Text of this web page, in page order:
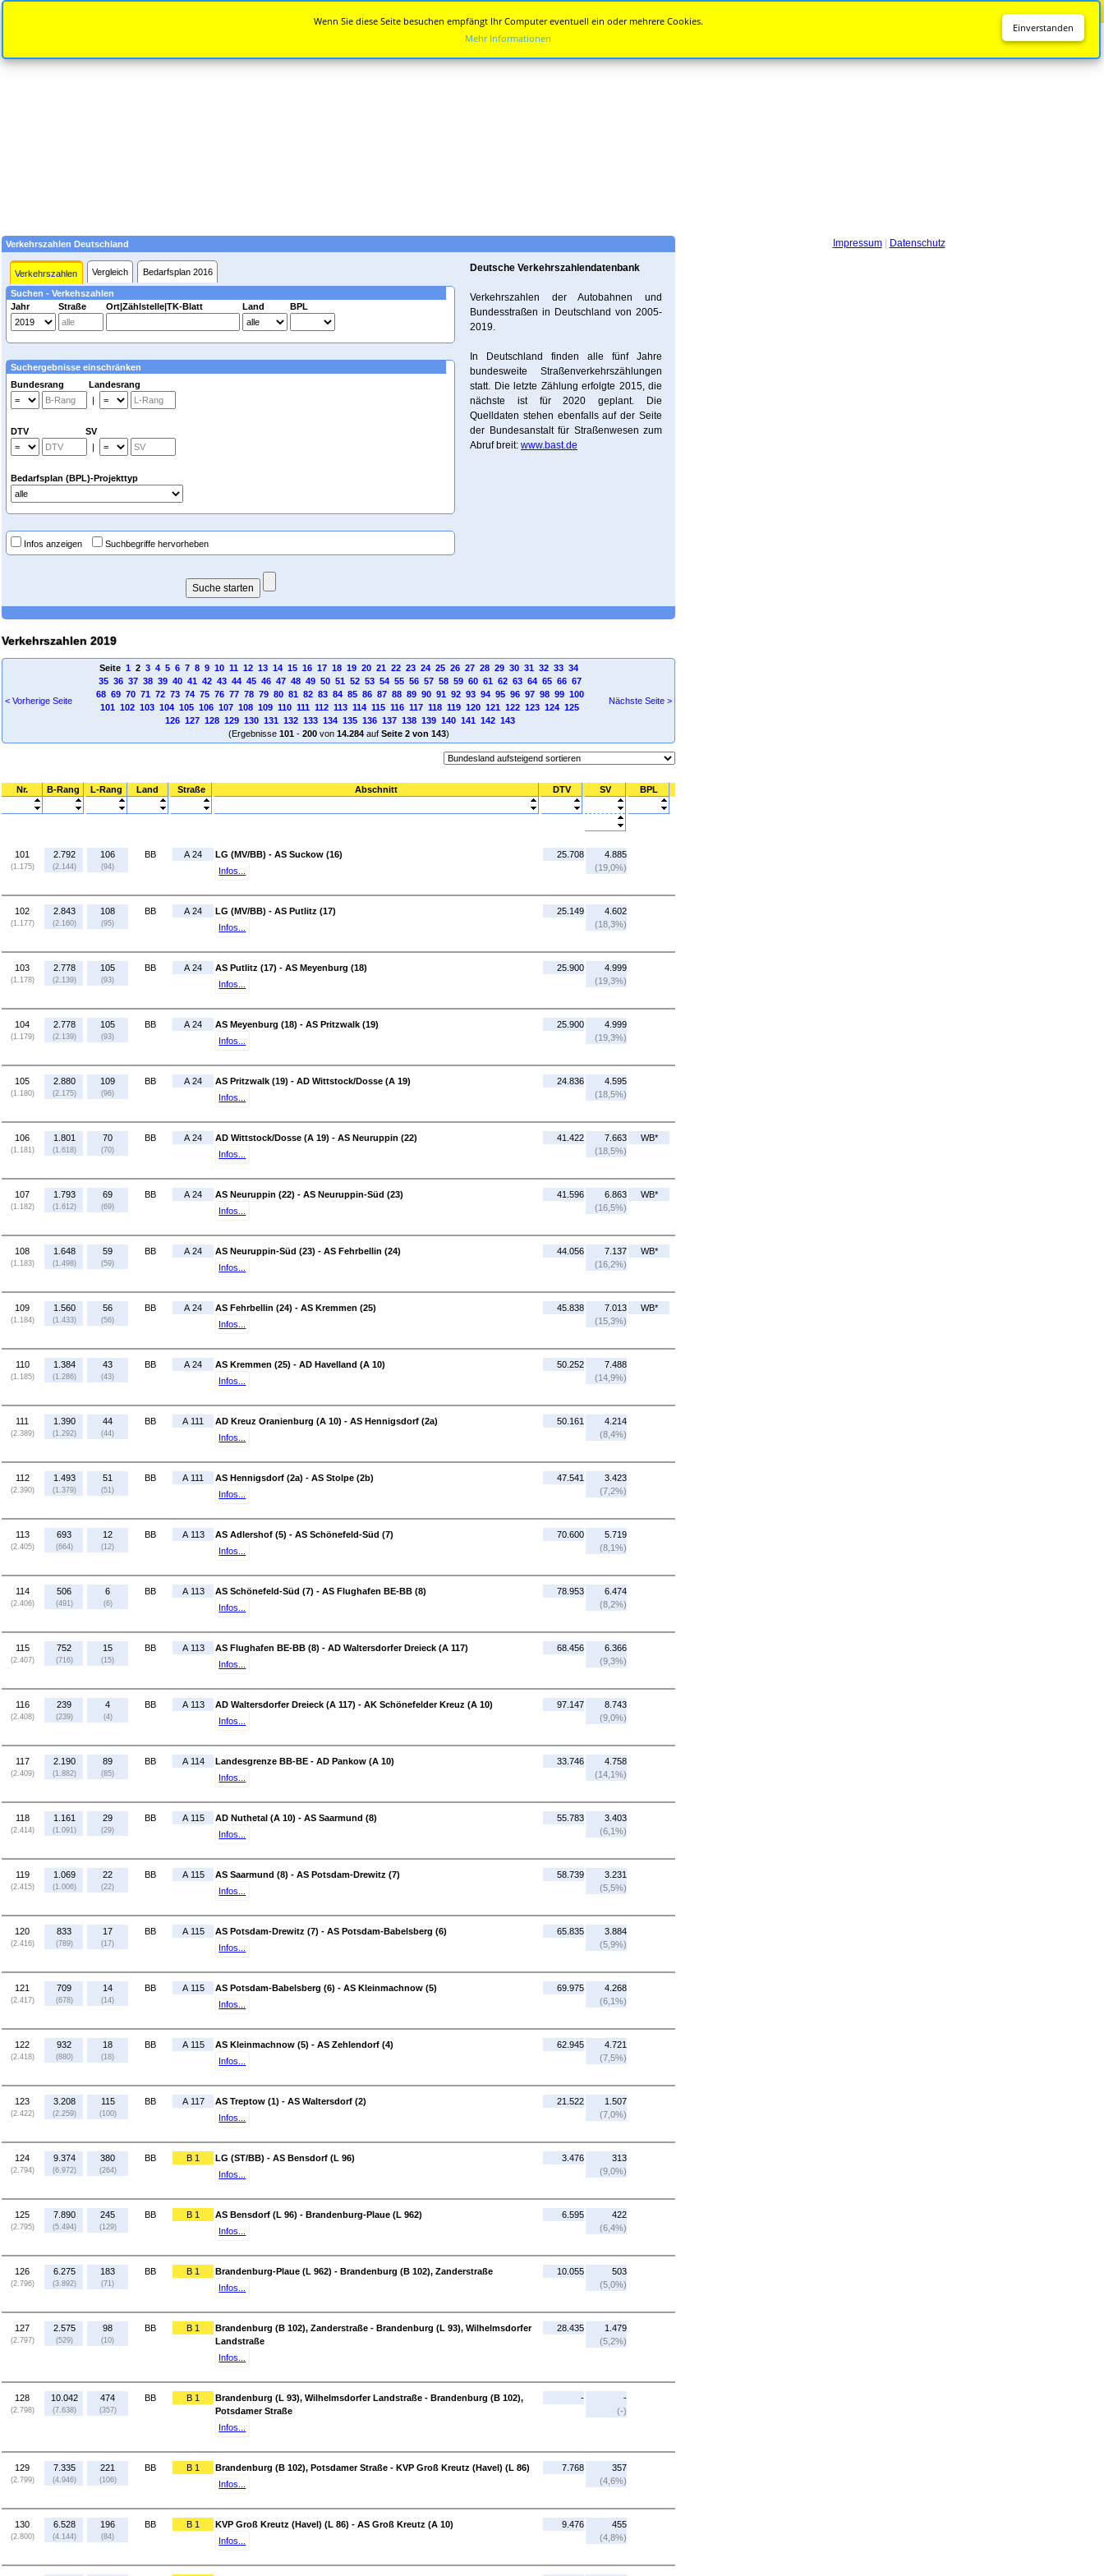
Verkehrszahlen Deutschland
Verkehrszahlen Vergleich Bedarfsplan 2016
Suchen - Verkehszahlen
Jahr
Straße Ort|Zählstelle|TK-Blatt Land BPL
Suchergebnisse einschränken
Bundesrang Landesrang
|
DTV SV
|
Bedarfsplan (BPL)-Projekttyp
Infos anzeigen Suchbegriffe hervorheben
Deutsche Verkehrszahlendatenbank
Verkehrszahlen der Autobahnen und
Bundesstraßen in Deutschland von 2005-
2019.
In Deutschland finden alle fünf Jahre
bundesweite Straßenverkehrszählungen
statt. Die letzte Zählung erfolgte 2015, die
nächste ist für 2020 geplant. Die
Quelldaten stehen ebenfalls auf der Seite
der Bundesanstalt für Straßenwesen zum
Abruf breit: www.bast.de
Verkehrszahlen 2019
< Vorherige Seite
Seite 12 3 4 5 6 7 8 9 10 11 12 13 14 15 16 17 18 19 20 21 22 23 24 25 26 27 28 29 30 31 32 33 34
35 36 37 38 39 40 41 42 43 44 45 46 47 48 49 50 51 52 53 54 55 56 57 58 59 60 61 62 63 64 65 66 67
68 69 70 71 72 73 74 75 76 77 78 79 80 81 82 83 84 85 86 87 88 89 90 91 92 93 94 95 96 97 98 99 100
101 102 103 104 105 106 107 108 109 110 111 112 113 114 115 116 117 118 119 120 121 122 123 124 125
126 127 128 129 130 131 132 133 134 135 136 137 138 139 140 141 142 143
(Ergebnisse 101- 200von 14.284auf Seite 2 von 143)
Nächste Seite >
Nr. B-Rang L-Rang Land Straße Abschnitt DTV SV BPL
101
(1.175)
2.792
(2.144)
106
(94)
BB A 24
LG (MV/BB) - AS Suckow (16)
Infos...
25.708
4.885
(19,0%)
102
(1.177)
2.843
(2.160)
108
(95)
BB A 24
LG (MV/BB) - AS Putlitz (17)
Infos...
25.149
4.602
(18,3%)
103
(1.178)
2.778
(2.139)
105
(93)
BB A 24
AS Putlitz (17) - AS Meyenburg (18)
Infos...
25.900
4.999
(19,3%)
104
(1.179)
2.778
(2.139)
105
(93)
BB A 24
AS Meyenburg (18) - AS Pritzwalk (19)
Infos...
25.900
4.999
(19,3%)
105
(1.180)
2.880
(2.175)
109
(96)
BB A 24
AS Pritzwalk (19) - AD Wittstock/Dosse (A 19)
Infos...
24.836
4.595
(18,5%)
106
(1.181)
1.801
(1.618)
70
(70)
BB A 24
AD Wittstock/Dosse (A 19) - AS Neuruppin (22)
Infos...
41.422
7.663
(18,5%)
WB*
107
(1.182)
1.793
(1.612)
69
(69)
BB A 24
AS Neuruppin (22) - AS Neuruppin-Süd (23)
Infos...
41.596
6.863
(16,5%)
WB*
108
(1.183)
1.648
(1.498)
59
(59)
BB A 24
AS Neuruppin-Süd (23) - AS Fehrbellin (24)
Infos...
44.056
7.137
(16,2%)
WB*
109
(1.184)
1.560
(1.433)
56
(56)
BB A 24
AS Fehrbellin (24) - AS Kremmen (25)
Infos...
45.838
7.013
(15,3%)
WB*
110
(1.185)
1.384
(1.286)
43
(43)
BB A 24
AS Kremmen (25) - AD Havelland (A 10)
Infos...
50.252
7.488
(14,9%)
111
(2.389)
1.390
(1.292)
44
(44)
BB A 111
AD Kreuz Oranienburg (A 10) - AS Hennigsdorf (2a)
Infos...
50.161
4.214
(8,4%)
112
(2.390)
1.493
(1.379)
51
(51)
BB A 111
AS Hennigsdorf (2a) - AS Stolpe (2b)
Infos...
47.541
3.423
(7,2%)
113
(2.405)
693
(664)
12
(12)
BB A 113
AS Adlershof (5) - AS Schönefeld-Süd (7)
Infos...
70.600
5.719
(8,1%)
114
(2.406)
506
(491)
6
(6)
BB A 113
AS Schönefeld-Süd (7) - AS Flughafen BE-BB (8)
Infos...
78.953
6.474
(8,2%)
115
(2.407)
752
(716)
15
(15)
BB A 113
AS Flughafen BE-BB (8) - AD Waltersdorfer Dreieck (A 117)
Infos...
68.456
6.366
(9,3%)
116
(2.408)
239
(239)
4
(4)
BB A 113
AD Waltersdorfer Dreieck (A 117) - AK Schönefelder Kreuz (A 10)
Infos...
97.147
8.743
(9,0%)
117
(2.409)
2.190
(1.882)
89
(85)
BB A 114
Landesgrenze BB-BE - AD Pankow (A 10)
Infos...
33.746
4.758
(14,1%)
118
(2.414)
1.161
(1.091)
29
(29)
BB A 115
AD Nuthetal (A 10) - AS Saarmund (8)
Infos...
55.783
3.403
(6,1%)
119
(2.415)
1.069
(1.006)
22
(22)
BB A 115
AS Saarmund (8) - AS Potsdam-Drewitz (7)
Infos...
58.739
3.231
(5,5%)
120
(2.416)
833
(789)
17
(17)
BB A 115
AS Potsdam-Drewitz (7) - AS Potsdam-Babelsberg (6)
Infos...
65.835
3.884
(5,9%)
121
(2.417)
709
(678)
14
(14)
BB A 115
AS Potsdam-Babelsberg (6) - AS Kleinmachnow (5)
Infos...
69.975
4.268
(6,1%)
122
(2.418)
932
(880)
18
(18)
BB A 115
AS Kleinmachnow (5) - AS Zehlendorf (4)
Infos...
62.945
4.721
(7,5%)
123
(2.422)
3.208
(2.259)
115
(100)
BB A 117
AS Treptow (1) - AS Waltersdorf (2)
Infos...
21.522
1.507
(7,0%)
124
(2.794)
9.374
(6.972)
380
(264)
BB B 1
LG (ST/BB) - AS Bensdorf (L 96)
Infos...
3.476
313
(9,0%)
125
(2.795)
7.890
(5.494)
245
(129)
BB B 1
AS Bensdorf (L 96) - Brandenburg-Plaue (L 962)
Infos...
6.595
422
(6,4%)
126
(2.796)
6.275
(3.892)
183
(71)
BB B 1
Brandenburg-Plaue (L 962) - Brandenburg (B 102), Zanderstraße
Infos...
10.055
503
(5,0%)
127
(2.797)
2.575
(529)
98
(10)
BB B 1
Brandenburg (B 102), Zanderstraße - Brandenburg (L 93), Wilhelmsdorfer
Landstraße
Infos...
28.435
1.479
(5,2%)
128
(2.798)
10.042
(7.638)
474
(357)
BB B 1
Brandenburg (L 93), Wilhelmsdorfer Landstraße - Brandenburg (B 102),
Potsdamer Straße
Infos...
-
-
(-)
129
(2.799)
7.335
(4.946)
221
(106)
BB B 1
Brandenburg (B 102), Potsdamer Straße - KVP Groß Kreutz (Havel) (L 86)
Infos...
7.768
357
(4,6%)
130
(2.800)
6.528
(4.144)
196
(84)
BB B 1
KVP Groß Kreutz (Havel) (L 86) - AS Groß Kreutz (A 10)
Infos...
9.476
455
(4,8%)
Impressum| Datenschutz
Einverstanden
Wenn Sie diese Seite besuchen empfängt Ihr Computer eventuell ein oder mehrere Cookies.
Mehr Informationen